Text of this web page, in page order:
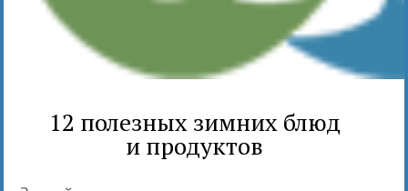
12 полезных зимних блюд
и продуктов